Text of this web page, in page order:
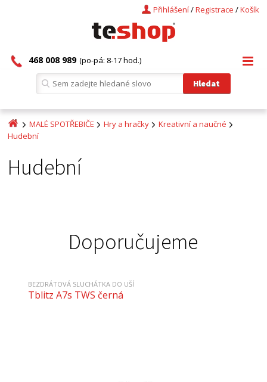
Košík
/
Registrace
/
Přihlášení
468 008 989 (po-pá: 8-17 hod.)
MALÉ SPOTŘEBIČE Hry a hračky
Kreativní a naučné
Hudební
Hudební
Doporučujeme
BEZDRÁTOVÁ SLUCHÁTKA DO UŠÍ
Tblitz A7s TWS černá